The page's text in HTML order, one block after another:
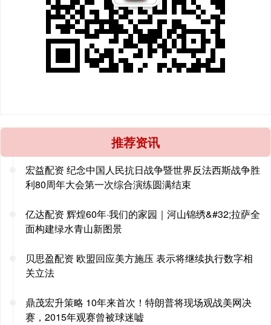
推荐资讯
宏益配资 纪念中国人民抗日战争暨世界反法西斯战争胜
利80周年大会第一次综合演练圆满结束
亿达配资 辉煌60年·我们的家园｜河山锦绣&#32;拉萨全
面构建绿水青山新图景
贝思盈配资 欧盟回应美方施压 表示将继续执行数字相
关立法
鼎茂宏升策略 10年来首次！特朗普将现场观战美网决
赛，2015年观赛曾被球迷嘘